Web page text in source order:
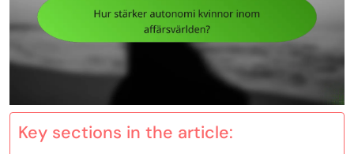
Key sections in the article: